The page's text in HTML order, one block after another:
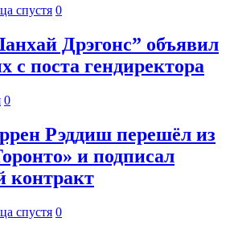
спустя 0
Дрэгонс” объявил
с поста гендиректора
0
Рэддиш перешёл из
и подписал
контракт
спустя 0